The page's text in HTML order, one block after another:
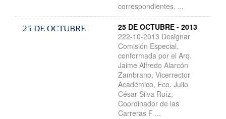
correspondientes. ...
25 DE OCTUBRE
25 DE OCTUBRE - 2013
222-10-2013 Designar
Comisión Especial,
conformada por el Arq.
Jaime Alfredo Alarcón
Zambrano, Vicerrector
Académico, Eco. Julio
César Silva Ruíz,
Coordinador de las
Carreras F ...